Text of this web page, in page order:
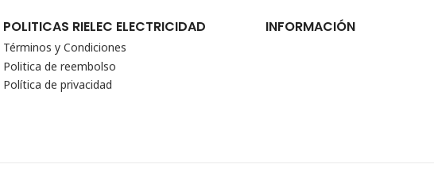
POLITICAS RIELEC ELECTRICIDAD
Términos y Condiciones
Politica de reembolso
Política de privacidad
INFORMACIÓN